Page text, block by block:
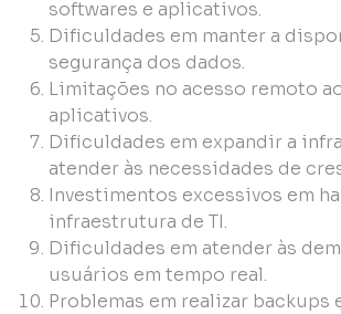
softwares e aplicativos.
Dificuldades em manter a
segurança dos dados.
Limitações no acesso remoto
aplicativos.
Dificuldades em expandir a
atender às necessidades de
Investimentos excessivos em
infraestrutura de TI.
Dificuldades em atender às
usuários em tempo real.
Problemas em realizar backups